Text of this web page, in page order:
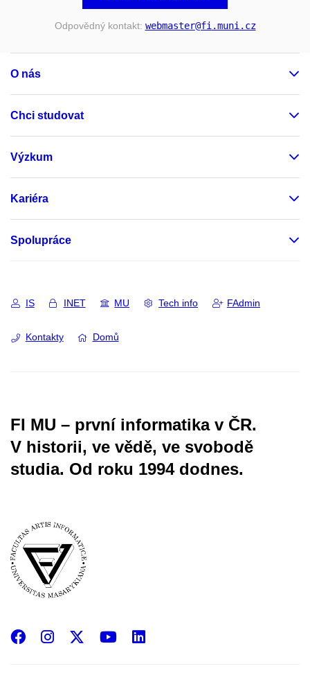
Odpovědný kontakt: webmaster@fi .muni .cz
O nás
Chci studovat
Výzkum
Kariéra
Spolupráce
IS INET MU Tech info FAdmin
Kontakty Domů
FI MU – první informatika v ČR.
V historii, ve vědě, ve svobodě
studia. Od roku 1994 dodnes.
Facebook
InstagramYouTube